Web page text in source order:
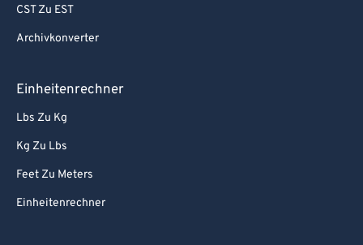
CST Zu EST
Archivkonverter
Einheitenrechner
Lbs Zu Kg
Kg Zu Lbs
Feet Zu Meters
Einheitenrechner